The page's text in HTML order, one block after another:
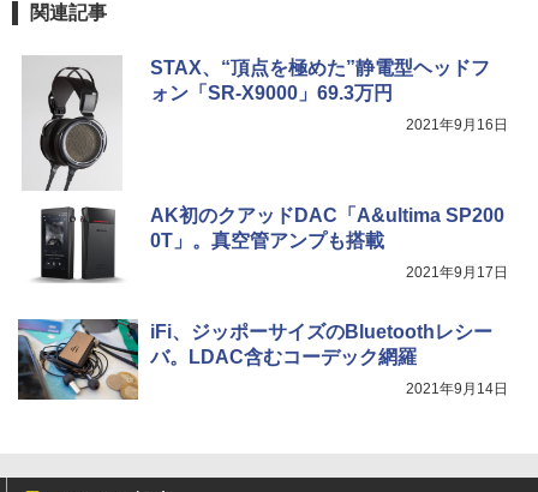
関連記事
STAX、“頂点を極めた”静電型ヘッドフ
ォン「SR-X9000」69.3万円
2021年9月16日
AK初のクアッドDAC「A&ultima SP200
0T」。真空管アンプも搭載
2021年9月17日
iFi、ジッポーサイズのBluetoothレシー
バ。LDAC含むコーデック網羅
2021年9月14日